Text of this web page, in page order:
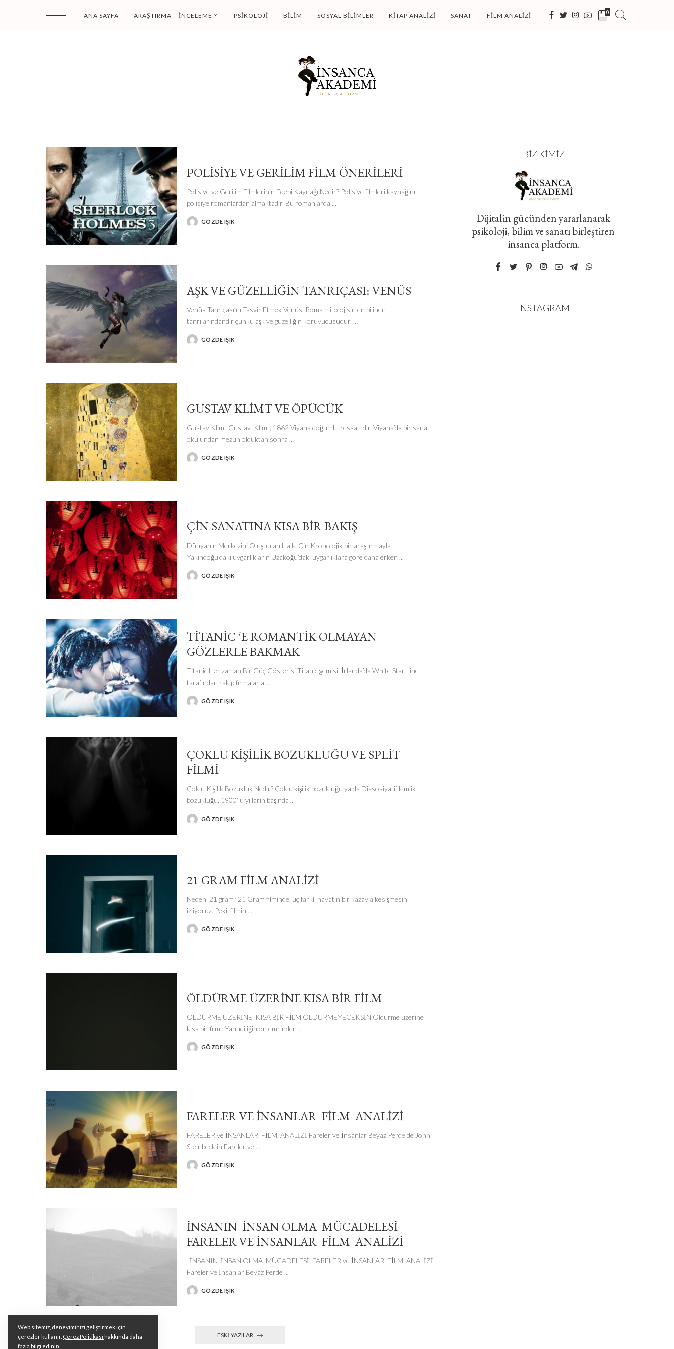
ANA SAYFA ARAŞTIRMA – İNCELEME PSIKOLOJI BILIM SOSYAL BILIMLER KITAP ANALIZI SANAT FILM ANALIZI 0
POLISIYE VE GERILIM FILM ÖNERILERI
Polisiye ve Gerilim Filmlerinin Edebi Kaynağı Nedir? Polisiye filmleri kaynağını
polisiye romanlardan almaktadır. Bu romanlarda ...
POSTEDGÖZDE IŞIK
AŞK VE GÜZELLIĞIN TANRIÇASI: VENÜS
Venüs Tanrıçası’nı Tasvir Etmek Venüs, Roma mitolojisin en bilinen
tanrılarındandır çünkü aşk ve güzelliğin koruyucusudur. ...
POSTEDGÖZDE IŞIK
GUSTAV KLIMT VE ÖPÜCÜK
Gustav Klimt Gustav Klimt, 1862 Viyana doğumlu ressamdır. Viyana’da bir sanat
okulundan mezun olduktan sonra ...
POSTEDGÖZDE IŞIK
ÇIN SANATINA KISA BIR BAKIŞ
Dünyanın Merkezini Oluşturan Halk: Çin Kronolojik bir araştırmayla
Yakındoğu’daki uygarlıkların Uzakoğu’daki uygarlıklara göre daha erken ...
POSTEDGÖZDE IŞIK
TITANIC ‘E ROMANTIK OLMAYAN
GÖZLERLE BAKMAK
Titanic Her zaman Bir Güç Gösterisi Titanic gemisi, İrlanda’da White Star Line
tarafından rakip firmalarla ...
POSTEDGÖZDE IŞIK
ÇOKLU KIŞILIK BOZUKLUĞU VE SPLIT
FILMI
Çoklu Kişilik Bozukluk Nedir? Çoklu kişilik bozukluğu ya da Dissosiyatif kimlik
bozukluğu, 1900’lü yılların başında ...
POSTEDGÖZDE IŞIK
21 GRAM FİLM ANALİZİ
Neden 21 gram? 21 Gram filminde, üç farklı hayatın bir kazayla kesişmesini
izliyoruz. Peki, filmin ...
POSTEDGÖZDE IŞIK
ÖLDÜRME ÜZERİNE KISA BİR FİLM
ÖLDÜRME ÜZERİNE KISA BİR FİLM ÖLDÜRMEYECEKSİN Öldürme üzerine
kısa bir film : Yahudiliğin on emrinden ...
POSTEDGÖZDE IŞIK
FARELER VE İNSANLAR FİLM ANALİZİ
FARELER ve İNSANLAR FİLM ANALİZİ Fareler ve İnsanlar Beyaz Perde de John
Steinbeck’in Fareler ve ...
POSTEDGÖZDE IŞIK
İNSANIN İNSAN OLMA MÜCADELESİ
FARELER VE İNSANLAR FİLM ANALİZİ
İNSANIN İNSAN OLMA MÜCADELESİ FARELER ve İNSANLAR FİLM ANALİZİ
Fareler ve İnsanlar Beyaz Perde ...
POSTEDGÖZDE IŞIK
ESKI YAZILAR
BIZ KIMIZ
Dijitalin gücünden yararlanarak
psikoloji, bilim ve sanatı birleştiren
insanca platform.
INSTAGRAM
Web sitemiz, deneyiminizi geliştirmek için
çerezler kullanır. Çerez Politikası hakkında daha
fazla bilgi edinin